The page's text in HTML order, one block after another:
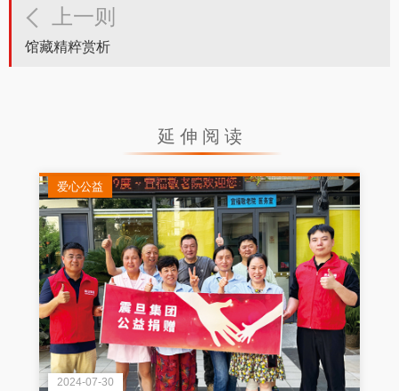
上一则
馆藏精粹赏析
延伸阅读
2024-07-30
爱心公益